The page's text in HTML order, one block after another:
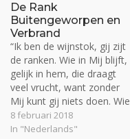
De Rank
Buitengeworpen en
Verbrand
“Ik ben de wijnstok, gij zijt
de ranken. Wie in Mij blijft,
gelijk in hem, die draagt
veel vrucht, want zonder
Mij kunt gij niets doen. Wie
in Mij niet blijft, is
buitengeworpen als de rank
8 februari 2018
In "Nederlands"